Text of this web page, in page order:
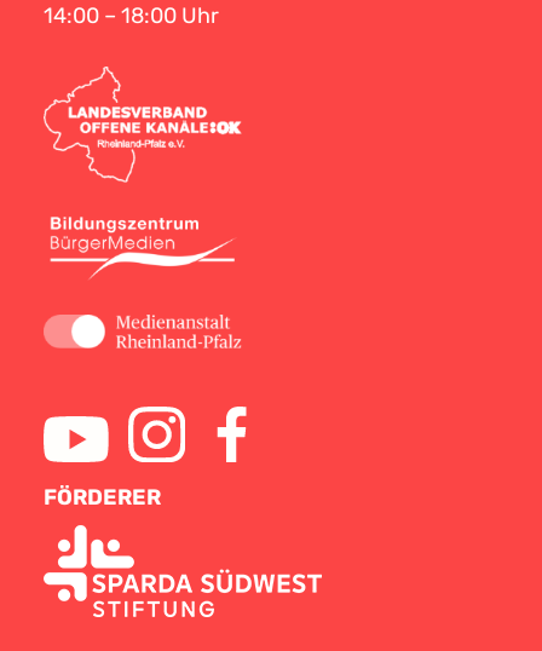
14:00 – 18:00 Uhr
FÖRDERER